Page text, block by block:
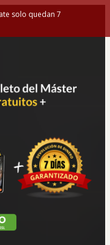
solo quedan 7